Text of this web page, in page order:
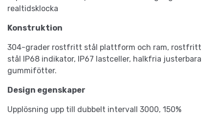
realtidsklocka
Konstruktion
304-grader rostfritt stål plattform och ram, rostfritt
stål IP68 indikator, IP67 lastceller, halkfria justerbara
gummifötter.
Design egenskaper
Upplösning upp till dubbelt intervall 3000, 150%